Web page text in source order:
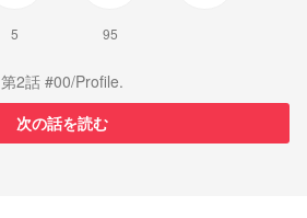
5 95
第2話 #00/Profile.
次の話を読む